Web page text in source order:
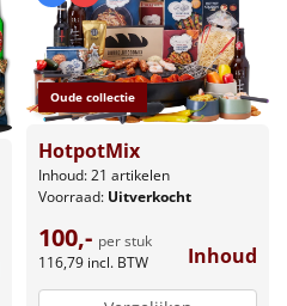
Oude collectie
HotpotMix
Inhoud: 21 artikelen
Voorraad: Uitverkocht
100,- per stuk
116,79 incl. BTW Inhoud